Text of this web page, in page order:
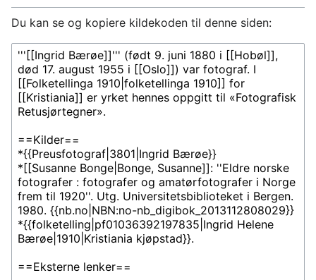
Du kan se og kopiere kildekoden til denne siden: